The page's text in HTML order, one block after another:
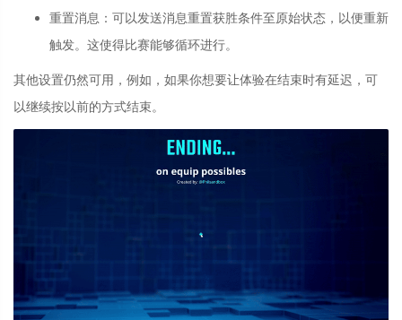
重置消息 ： 可以发送消息重置获胜条件至原始状态，以便重新
触发。这使得比赛能够循环进行。
其他设置仍然可用，例如，如果你想要让体验在结束时有延迟，可
以继续按以前的方式结束。